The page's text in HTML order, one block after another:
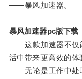
——暴风加速器。
暴风加速器pc版下载
这款加速器不仅
活中带来更高效的体
无论是工作中处